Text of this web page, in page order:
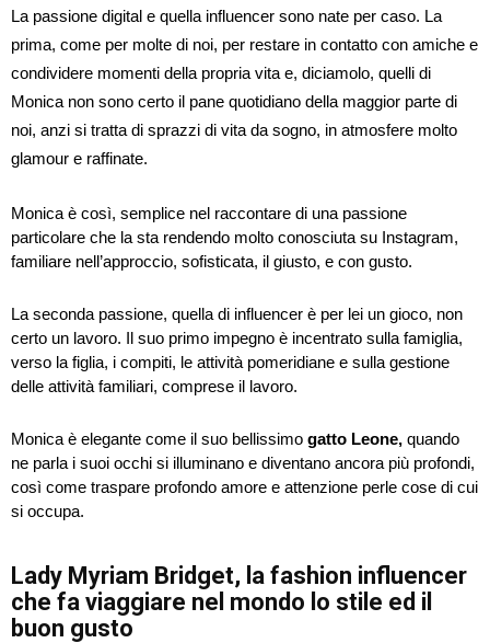
La passione digital e quella influencer sono nate per caso. La
prima, come per molte di noi, per restare in contatto con amiche e
condividere momenti della propria vita e, diciamolo, quelli di
Monica non sono certo il pane quotidiano della maggior parte di
noi, anzi si tratta di sprazzi di vita da sogno, in atmosfere molto
glamour e raffinate.
Monica è così, semplice nel raccontare di una passione
particolare che la sta rendendo molto conosciuta su Instagram,
familiare nell’approccio, sofisticata, il giusto, e con gusto.
La seconda passione, quella di influencer è per lei un gioco, non
certo un lavoro. Il suo primo impegno è incentrato sulla famiglia,
verso la figlia, i compiti, le attività pomeridiane e sulla gestione
delle attività familiari, comprese il lavoro.
Monica è elegante come il suo bellissimo gatto Leone, quando
ne parla i suoi occhi si illuminano e diventano ancora più profondi,
così come traspare profondo amore e attenzione perle cose di cui
si occupa.
Lady Myriam Bridget, la fashion influencer
che fa viaggiare nel mondo lo stile ed il
buon gusto